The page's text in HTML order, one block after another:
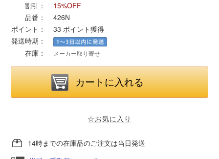
さんけい
トラムウェイ
天賞堂
TTC
セール品・キャンペーン
割引：
15%OFF
品番：
426N
ポイント：
33 ポイント獲得
発送時期：
在庫：
メーカー取り寄せ
☆お気に入り
14時までの在庫品のご注文は当日発送